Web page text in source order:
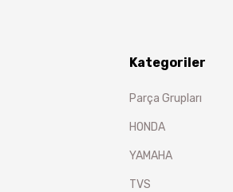
Kategoriler
Parça Grupları
HONDA
YAMAHA
TVS